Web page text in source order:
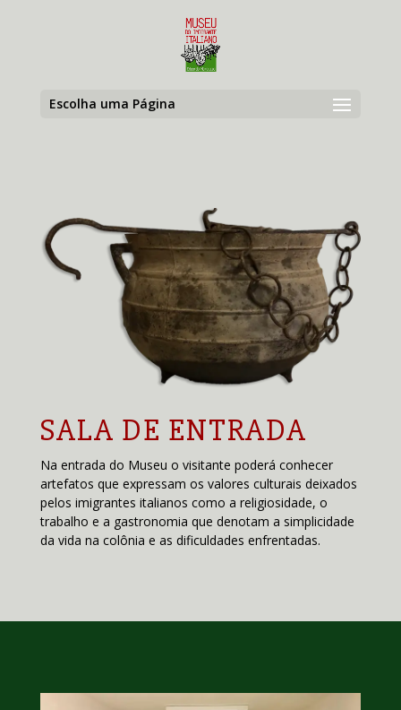
Escolha uma Página
SALA DE ENTRADA
Na entrada do Museu o visitante poderá conhecer
artefatos que expressam os valores culturais deixados
pelos imigrantes italianos como a religiosidade, o
trabalho e a gastronomia que denotam a simplicidade
da vida na colônia e as dificuldades enfrentadas.